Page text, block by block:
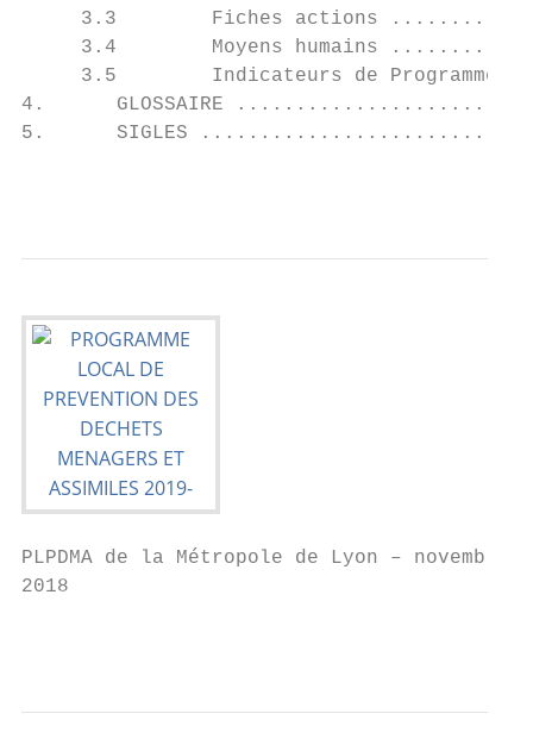
3.3        Fiches actions
3.4        Moyens humains
3.5        Indicateurs de Programme
4.      GLOSSAIRE
5.      SIGLES
PLPDMA de la Métropole de Lyon – novembre
2018